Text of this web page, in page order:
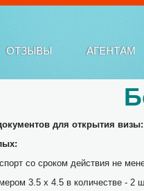
АГЕНТАМ
ОТЗЫВЫ
для открытия визы:
со сроком действия не
3.5 х 4.5 в количестве - 2